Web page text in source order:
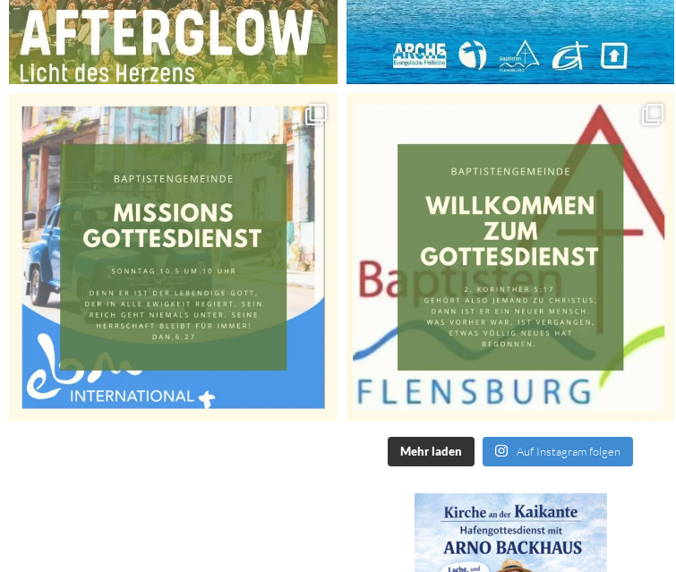
Mehr laden Auf Instagram folgen